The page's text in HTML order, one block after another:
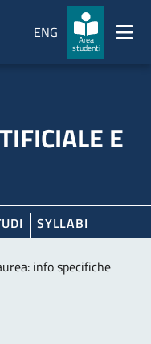
ENG
Area
studenti
E
SYLLABI
info specifiche